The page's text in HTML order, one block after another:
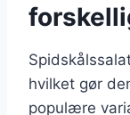
hvilket gør
populære